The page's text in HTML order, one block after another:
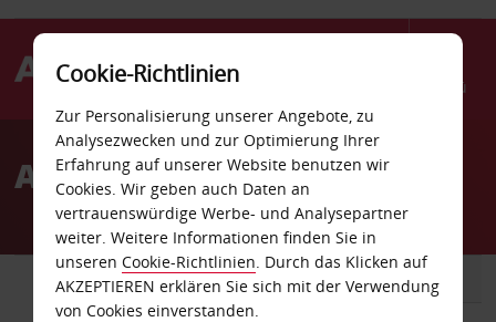
Menü
AvisAutovermietung Prenzlau
FAHRZEUG TRANSPORTER
Cookie-Richtlinien
Zur Personalisierung unserer Angebote, zu
Analysezwecken und zur Optimierung Ihrer
Erfahrung auf unserer Website benutzen wir
Cookies. Wir geben auch Daten an
vertrauenswürdige Werbe- und Analysepartner
weiter. Weitere Informationen finden Sie in
unseren Cookie-Richtlinien. Durch das Klicken auf
AKZEPTIEREN erklären Sie sich mit der Verwendung
von Cookies einverstanden.